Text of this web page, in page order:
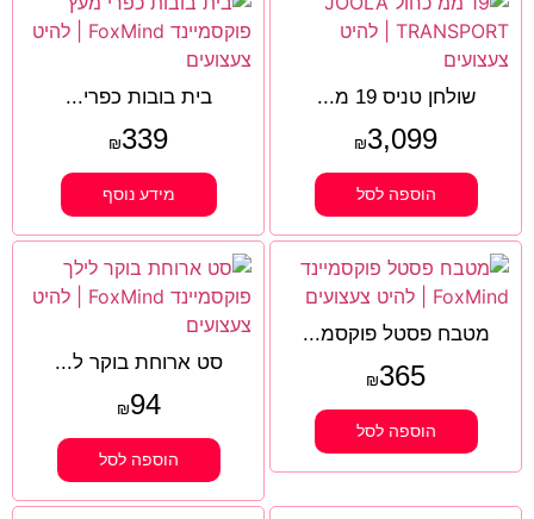
שולחן טניס 19 מ...
₪3,099
הוספה לסל
בית בובות כפרי...
₪339
מידע נוסף
מטבח פסטל פוקסמ...
₪365
הוספה לסל
סט ארוחת בוקר ל...
₪94
הוספה לסל